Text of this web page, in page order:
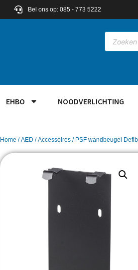
Bel ons op: 085 - 773 5222
EHBO NOODVERLICHTING
Home /AED /Accessoires/ PSF wandbeugel